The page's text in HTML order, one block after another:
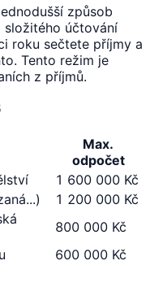
způsob
složitého účtování
roku sečtete příjmy a
Tento režim je
z příjmů.
Max.
odpočet
1 600 000 Kč
1 200 000 Kč
800 000 Kč
600 000 Kč